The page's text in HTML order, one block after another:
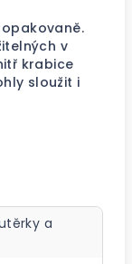
v
krabice
sloužit i
a